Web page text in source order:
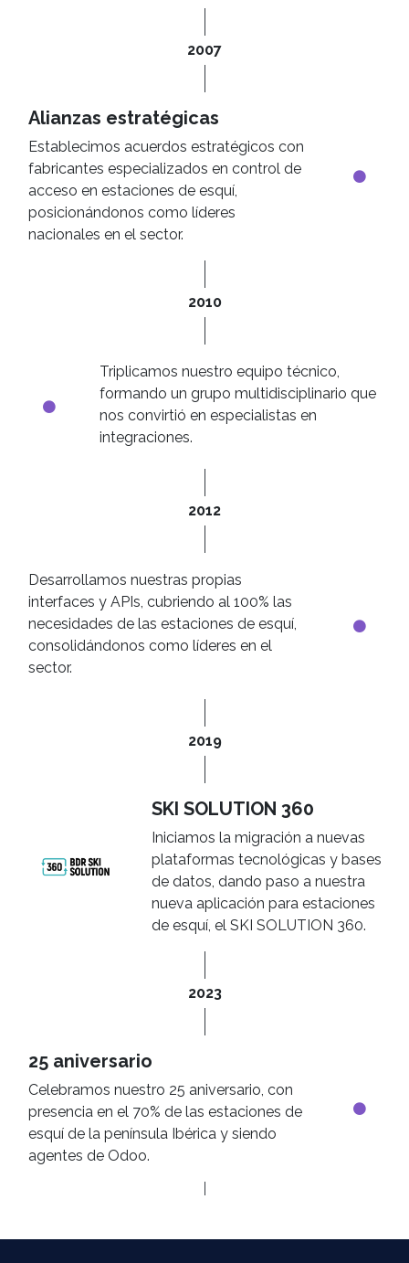
2007
Alianzas estratégicas
Establecimos acuerdos estratégicos con
fabricantes especializados en control de
acceso en estaciones de esquí,
posicionándonos como líderes
nacionales en el sector.
2010
Triplicamos nuestro equipo técnico,
formando un grupo multidisciplinario que
nos convirtió en especialistas en
integraciones.
2012
Desarrollamos nuestras propias
interfaces y APIs, cubriendo al 100% las
necesidades de las estaciones de esquí,
consolidándonos como líderes en el
sector.
2019
SKI SOLUTION 360
Iniciamos la migración a nuevas
plataformas tecnológicas y bases
de datos, dando paso a nuestra
nueva aplicación para estaciones
de esquí, el SKI SOLUTION 360.
2023
25 aniversario
Celebramos nuestro 25 aniversario, con
presencia en el 70% de las estaciones de
esquí de la península Ibérica y siendo
agentes de Odoo.